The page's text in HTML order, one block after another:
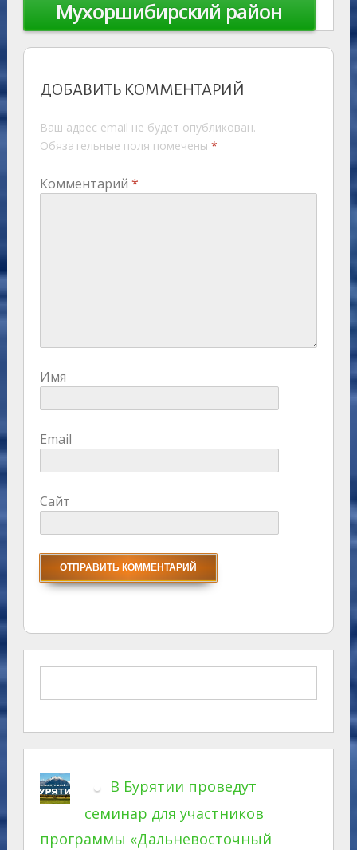
Мухоршибирский район
ДОБАВИТЬ КОММЕНТАРИЙ
Ваш адрес email не будет опубликован.
Обязательные поля помечены *
Комментарий *
Имя
Email
Сайт
В Бурятии проведут
семинар для участников
программы «Дальневосточный